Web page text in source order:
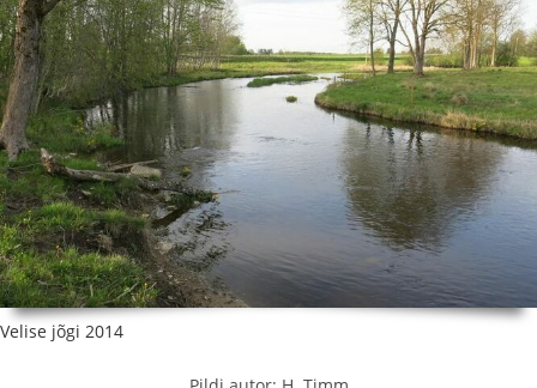
Velise jõgi 2014